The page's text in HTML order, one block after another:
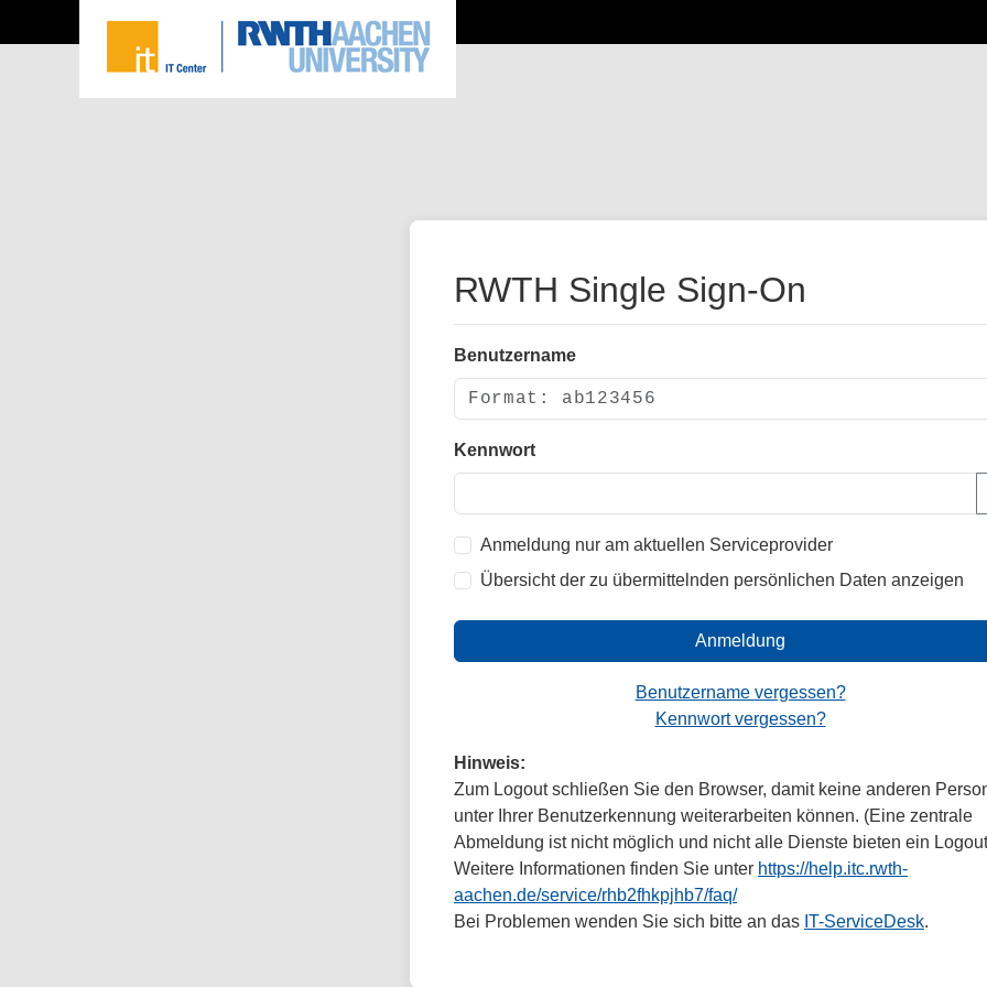
RWTH Single Sign-On
Benutzername
Kennwort
Anmeldung nur am aktuellen Serviceprovider
Übersicht der zu übermittelnden persönlichen Daten anzeigen
Anmeldung
Benutzername vergessen?
Kennwort vergessen?
Hinweis:
Zum Logout schließen Sie den Browser, damit keine anderen
unter Ihrer Benutzerkennung weiterarbeiten können. (Eine zentrale
Abmeldung ist nicht möglich und nicht alle Dienste bieten ein
Weitere Informationen finden Sie unter https://help.itc.rwth-
aachen.de/service/rhb2fhkpjhb7/faq/
Bei Problemen wenden Sie sich bitte an das IT-ServiceDesk.